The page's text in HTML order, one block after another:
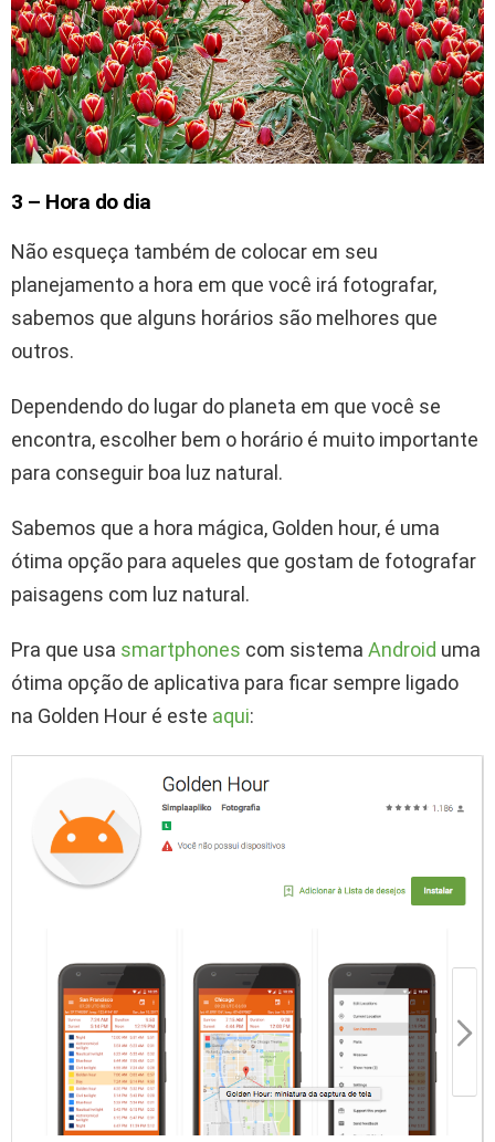
3 – Hora do dia
Não esqueça também de colocar em seu
planejamento a hora em que você irá fotografar,
sabemos que alguns horários são melhores que
outros.
Dependendo do lugar do planeta em que você se
encontra, escolher bem o horário é muito importante
para conseguir boa luz natural.
Sabemos que a hora mágica, Golden hour, é uma
ótima opção para aqueles que gostam de fotografar
paisagens com luz natural.
Pra que usa smartphones com sistema Android uma
ótima opção de aplicativa para ficar sempre ligado
na Golden Hour é este aqui: